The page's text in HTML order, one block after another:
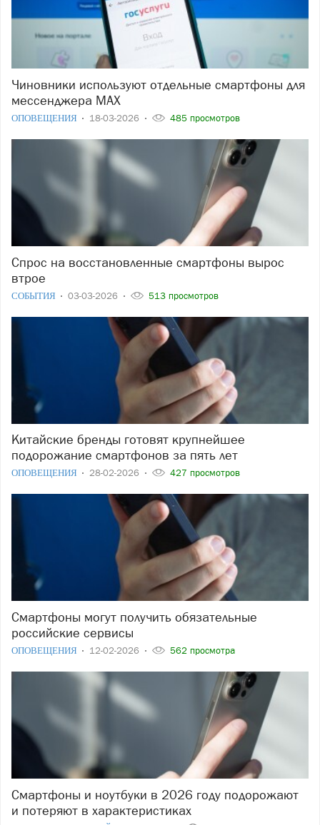
Чиновники используют отдельные смартфоны для
мессенджера MAX
ОПОВЕЩЕНИЯ 18-03-2026 485 просмотров
Спрос на восстановленные смартфоны вырос
втрое
СОБЫТИЯ 03-03-2026 513 просмотров
Китайские бренды готовят крупнейшее
подорожание смартфонов за пять лет
ОПОВЕЩЕНИЯ 28-02-2026 427 просмотров
Смартфоны могут получить обязательные
российские сервисы
ОПОВЕЩЕНИЯ 12-02-2026 562 просмотра
Смартфоны и ноутбуки в 2026 году подорожают
и потеряют в характеристиках